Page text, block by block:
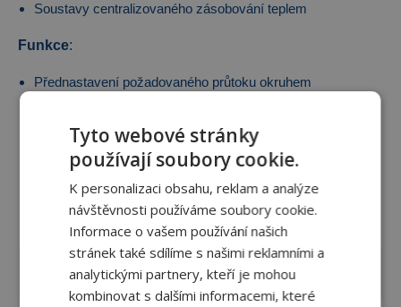
Soustavy centralizovaného zásobování teplem
Funkce:
Přednastavení požadovaného průtoku okruhem
Měření průtoku, tlaku a teploty
Uzavírání
Jmenovitý tlak PN 16
Tyto webové stránky
používají soubory cookie.
K personalizaci obsahu, reklam a analýze
návštěvnosti používáme soubory cookie.
Informace o vašem používání našich
stránek také sdílíme s našimi reklamními a
analytickými partnery, kteří je mohou
kombinovat s dalšími informacemi, které